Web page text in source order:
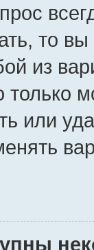
то
из
только
или